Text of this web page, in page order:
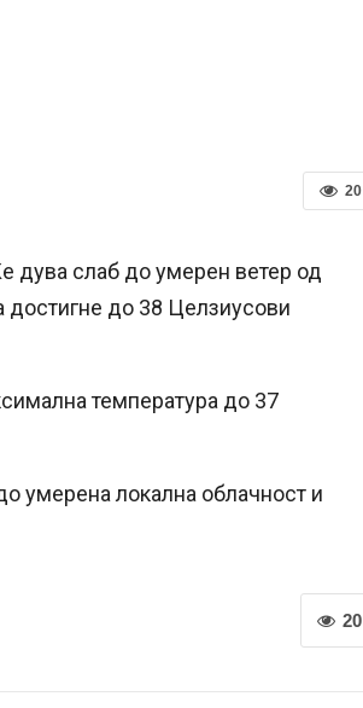
20
дува слаб до умерен ветер од
достигне до 38 Целзиусови
температура до 37
умерена локална облачност и
20